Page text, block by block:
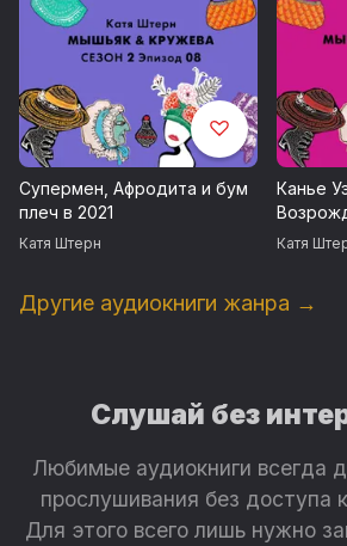
Супермен, Афродита и бум
плеч в 2021
Катя Штерн
Канье
Катя
Другие аудиокниги жанра →
Слушай без
Любимые аудиокниги всегда
прослушивания без доступа
Для этого всего лишь нужно